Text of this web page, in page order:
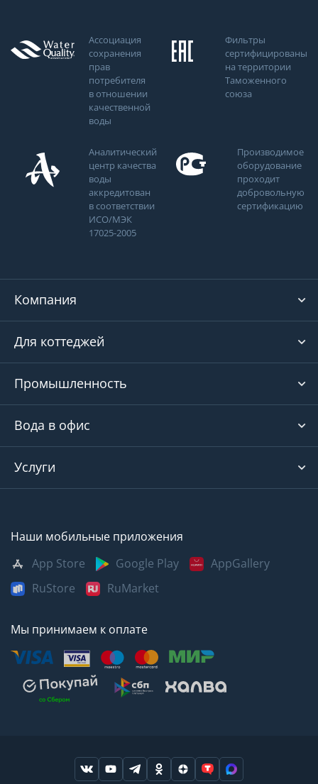
Ассоциация
сохранения
прав
потребителя
в отношении
качественной
воды
Фильтры
сертифицированы
на территории
Таможенного
союза
Аналитический
центр качества
воды
аккредитован
в соответствии
ИСО/МЭК
17025-2005
Производимое
оборудование
проходит
добровольную
сертификацию
Компания
Для коттеджей
Промышленность
Вода в офис
Услуги
Наши мобильные приложения
App Store
Google Play
AppGallery
RuStore
RuMarket
Мы принимаем к оплате